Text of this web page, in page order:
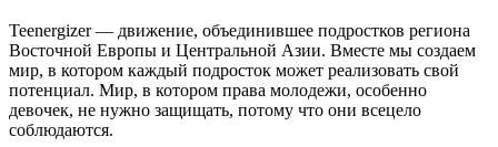
Teenergizer — движение, объединившее подростков региона
Восточной Европы и Центральной Азии. Вместе мы создаем
мир, в котором каждый подросток может реализовать свой
потенциал. Мир, в котором права молодежи, особенно
девочек, не нужно защищать, потому что они всецело
соблюдаются.